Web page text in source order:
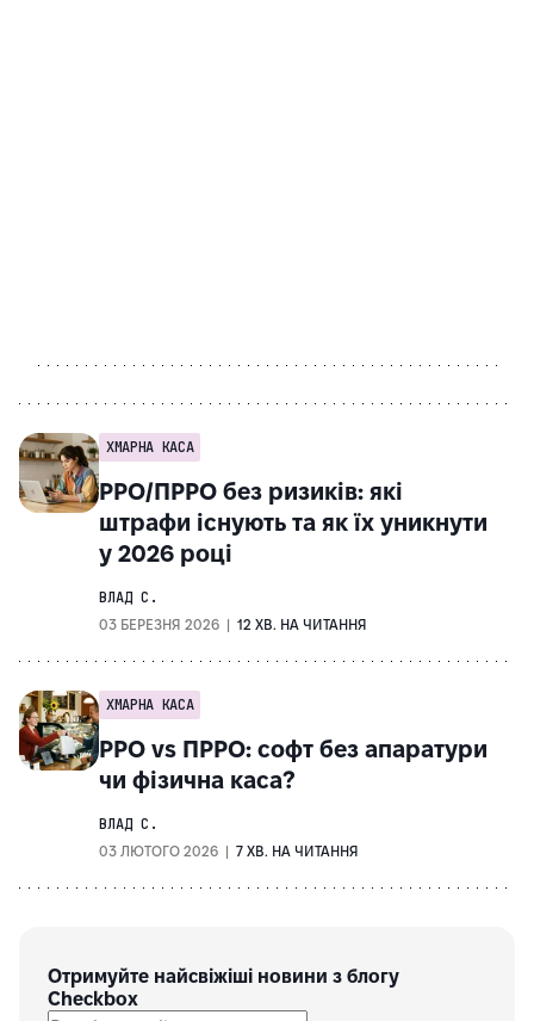
ХМАРНА КАСА
РРО/ПРРО без ризиків: які
штрафи існують та як їх уникнути
у 2026 році
ВЛАД С.
03 БЕРЕЗНЯ 2026 | 12 ХВ. НА ЧИТАННЯ
ХМАРНА КАСА
РРО vs ПРРО: софт без апаратури
чи фізична каса?
ВЛАД С.
03 ЛЮТОГО 2026 | 7 ХВ. НА ЧИТАННЯ
Отримуйте найсвіжіші новини з блогу
Checkbox